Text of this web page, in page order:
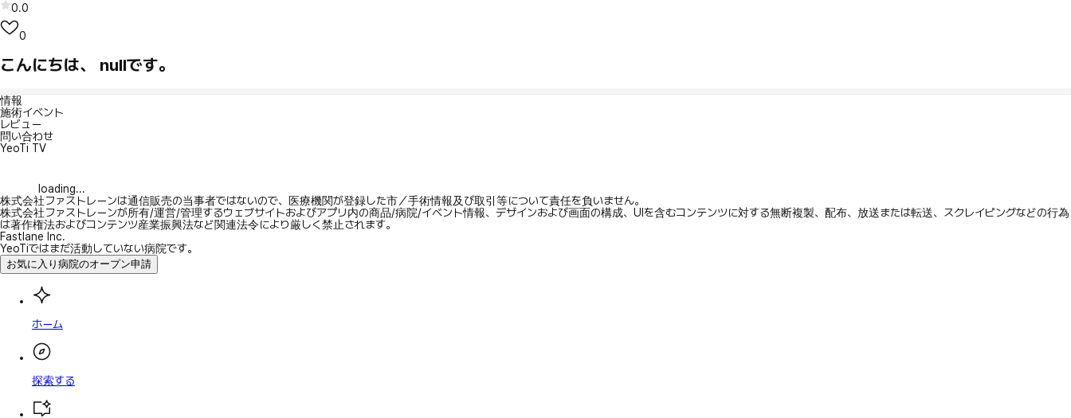
0.0
0
こんにちは、 nullです。
情報
施術イベント
レビュー
問い合わせ
YeoTi TV
loading...
株式会社ファストレーンは通信販売の当事者ではないので、医療機関が登録した市／手術情報及び取引等について責任を負いません。
株式会社ファストレーンが所有/運営/管理するウェブサイトおよびアプリ内の商品/病院/イベント情報、デザインおよび画面の構成、UIを含むコンテンツに対する無断複製、配布、放送または転送、スクレイピングなどの行為
は著作権法およびコンテンツ産業振興法など関連法令により厳しく禁止されます。
Fastlane Inc.
YeoTiではまだ活動していない病院です。
お気に入り病院のオープン申請
ホーム
探索する